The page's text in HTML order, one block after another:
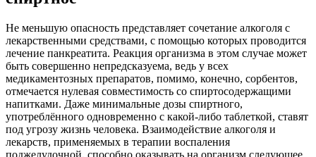
Не меньшую опасность представляет сочетание алкоголя с
лекарственными средствами, с помощью которых проводится
лечение панкреатита. Реакция организма в этом случае может
быть совершенно непредсказуема, ведь у всех
медикаментозных препаратов, помимо, конечно, сорбентов,
отмечается нулевая совместимость со спиртосодержащими
напитками. Даже минимальные дозы спиртного,
употреблённого одновременно с какой-либо таблеткой, ставят
под угрозу жизнь человека. Взаимодействие алкоголя и
лекарств, применяемых в терапии воспаления